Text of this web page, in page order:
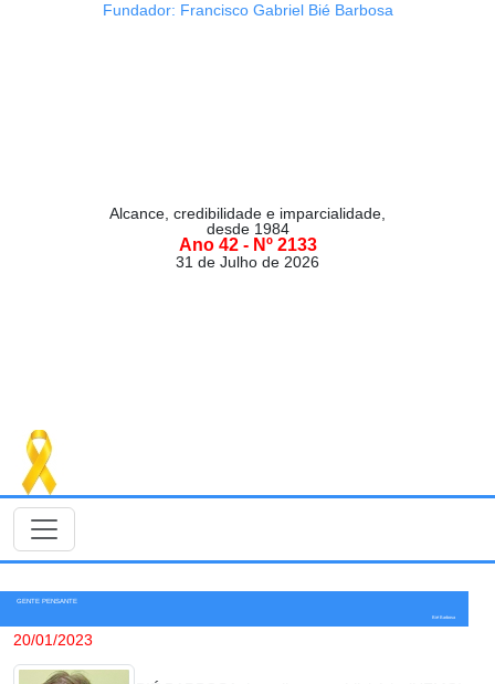
Fundador: Francisco Gabriel Bié Barbosa
Alcance, credibilidade e imparcialidade,
desde 1984
Ano 42 - Nº 2133
31 de Julho de 2026
GENTE PENSANTE
Bié Barbosa
20/01/2023